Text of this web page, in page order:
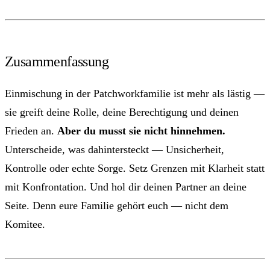
Zusammenfassung
Einmischung in der Patchworkfamilie ist mehr als lästig —
sie greift deine Rolle, deine Berechtigung und deinen
Frieden an. Aber du musst sie nicht hinnehmen.
Unterscheide, was dahintersteckt — Unsicherheit,
Kontrolle oder echte Sorge. Setz Grenzen mit Klarheit statt
mit Konfrontation. Und hol dir deinen Partner an deine
Seite. Denn eure Familie gehört euch — nicht dem
Komitee.